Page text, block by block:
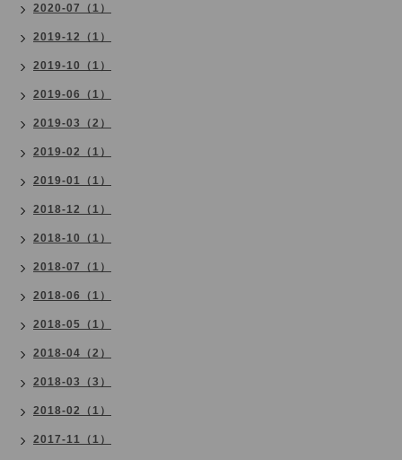
2020-07（1）
2019-12（1）
2019-10（1）
2019-06（1）
2019-03（2）
2019-02（1）
2019-01（1）
2018-12（1）
2018-10（1）
2018-07（1）
2018-06（1）
2018-05（1）
2018-04（2）
2018-03（3）
2018-02（1）
2017-11（1）